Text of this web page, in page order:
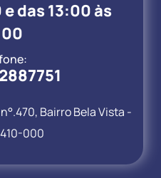
das 13:00 às
Bairro Bela Vista -
000